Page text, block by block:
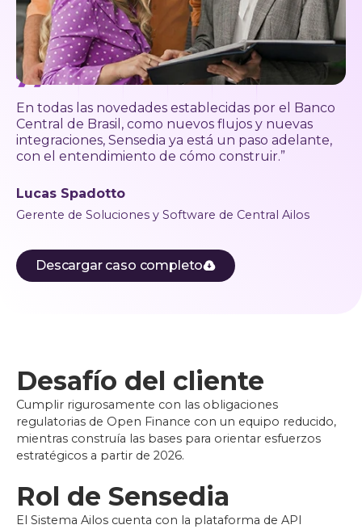
En todas las novedades establecidas por el Banco
Central de Brasil, como nuevos flujos y nuevas
integraciones, Sensedia ya está un paso adelante,
con el entendimiento de cómo construir.”
Lucas Spadotto
Gerente de Soluciones y Software de Central Ailos
Descargar caso completo
Desafío del cliente
Cumplir rigurosamente con las obligaciones
regulatorias de Open Finance con un equipo reducido,
mientras construía las bases para orientar esfuerzos
estratégicos a partir de 2026.
Rol de Sensedia
El Sistema Ailos cuenta con la plataforma de API